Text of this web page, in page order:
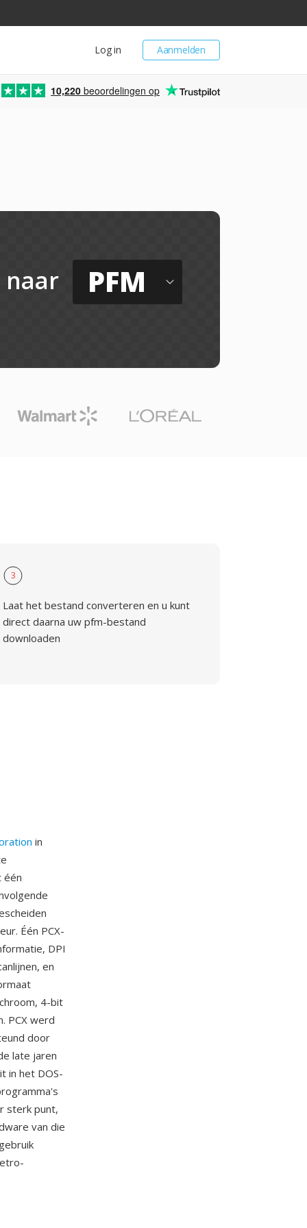
Aanmelden
Log in
10,220 beoordelingen op
naar PFM
3
Laat het bestand converteren en u kunt
direct daarna uw pfm-bestand
downloaden
in
één
Één PCX-
DPI
en
4-bit
PCX werd
door
late jaren
in het DOS-
sterk punt,
van die